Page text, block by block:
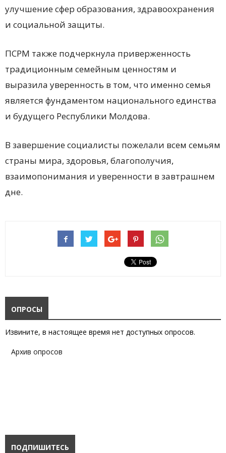
улучшение сфер образования, здравоохранения
и социальной защиты.
ПСРМ также подчеркнула приверженность
традиционным семейным ценностям и
выразила уверенность в том, что именно семья
является фундаментом национального единства
и будущего Республики Молдова.
В завершение социалисты пожелали всем семьям
страны мира, здоровья, благополучия,
взаимопонимания и уверенности в завтрашнем
дне.
ОПРОСЫ
Извините, в настоящее время нет доступных опросов.
Архив опросов
ПОДПИШИТЕСЬ